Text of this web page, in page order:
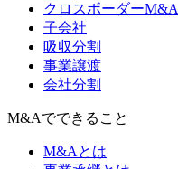
クロスボーダーM&A
子会社
吸収分割
事業譲渡
会社分割
M&Aでできること
M&Aとは